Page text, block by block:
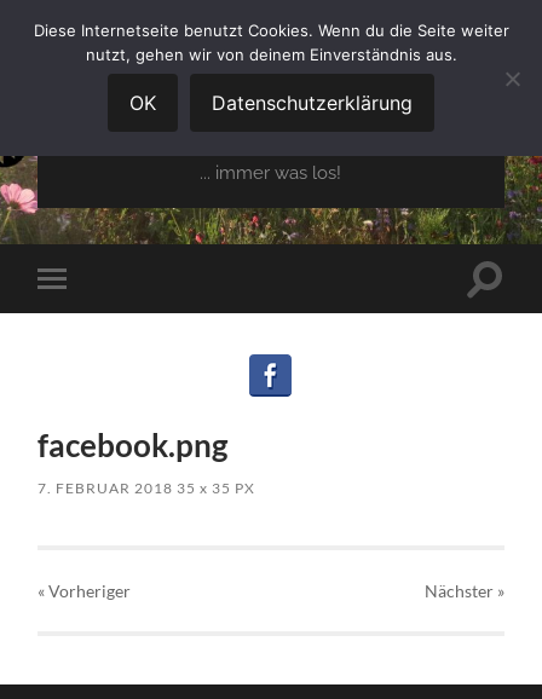
GARTENBAUVEREIN
OBERGLAIM E.V.
... immer was los!
Mobile-
Menü
facebook.png
7. FEBRUAR 2018 35x 35 PX
« Vorheriger Nächster »
Diese Internetseite benutzt Cookies. Wenn du die Seite weiter
nutzt, gehen wir von deinem Einverständnis aus.
OK Datenschutzerklärung